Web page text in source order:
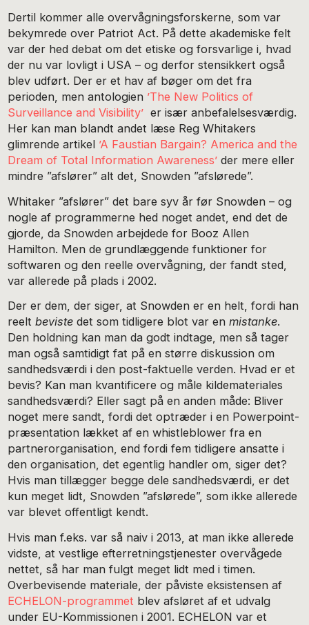
Dertil kommer alle overvågningsforskerne, som var
bekymrede over Patriot Act. På dette akademiske felt
var der hed debat om det etiske og forsvarlige i, hvad
der nu var lovligt i USA – og derfor stensikkert også
blev udført. Der er et hav af bøger om det fra
perioden, men antologien ’The New Politics of
Surveillance and Visibility’ er især anbefalelsesværdig.
Her kan man blandt andet læse Reg Whitakers
glimrende artikel ’A Faustian Bargain? America and the
Dream of Total Information Awareness’ der mere eller
mindre ”afslører” alt det, Snowden ”afslørede”.
Whitaker ”afslører” det bare syv år før Snowden – og
nogle af programmerne hed noget andet, end det de
gjorde, da Snowden arbejdede for Booz Allen
Hamilton. Men de grundlæggende funktioner for
softwaren og den reelle overvågning, der fandt sted,
var allerede på plads i 2002.
Der er dem, der siger, at Snowden er en helt, fordi han
reeltbeviste det som tidligere blot var enmistanke.
Den holdning kan man da godt indtage, men så tager
man også samtidigt fat på en større diskussion om
sandhedsværdi i den post-faktuelle verden. Hvad er et
bevis? Kan man kvantificere og måle kildemateriales
sandhedsværdi? Eller sagt på en anden måde: Bliver
noget mere sandt, fordi det optræder i en Powerpoint-
præsentation lækket af en whistleblower fra en
partnerorganisation, end fordi fem tidligere ansatte i
den organisation, det egentlig handler om, siger det?
Hvis man tillægger begge dele sandhedsværdi, er det
kun meget lidt, Snowden ”afslørede”, som ikke allerede
var blevet offentligt kendt.
Hvis man f.eks. var så naiv i 2013, at man ikke allerede
vidste, at vestlige efterretningstjenester overvågede
nettet, så har man fulgt meget lidt med i timen.
Overbevisende materiale, der påviste eksistensen af
ECHELON-programmet blev afsløret af et udvalg
under EU-Kommissionen i 2001. ECHELON var et